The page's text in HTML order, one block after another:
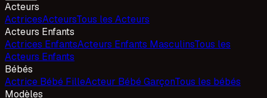
Acteurs
ActricesActeursTous les Acteurs
Acteurs Enfants
Actrices EnfantsActeurs Enfants MasculinsTous les
Acteurs Enfants
Bébés
Actrice Bébé FilleActeur Bébé GarçonTous les bébés
Modèles